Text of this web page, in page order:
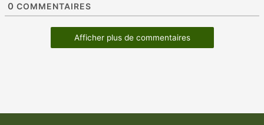
0 COMMENTAIRES
Afficher plus de commentaires